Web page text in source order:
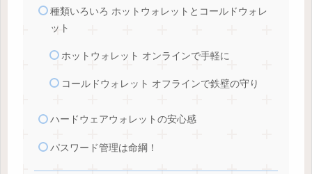
種類いろいろ ホットウォレットとコールドウォレ
ット
ホットウォレット オンラインで手軽に
コールドウォレット オフラインで鉄壁の守り
ハードウェアウォレットの安心感
パスワード管理は命綱！